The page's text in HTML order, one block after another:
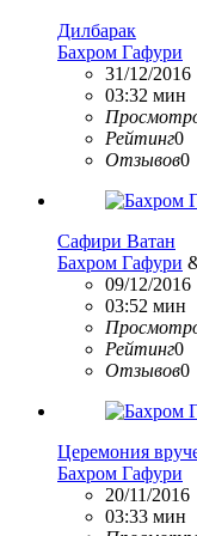
Дилбарак
Бахром Гафури
31/12/2016
03:32 мин
Рейтинг0
Отзывов0
Сафири Ватан
Бахром Гафури
09/12/2016
03:52 мин
Рейтинг0
Отзывов0
Церемония
Бахром Гафури
20/11/2016
03:33 мин